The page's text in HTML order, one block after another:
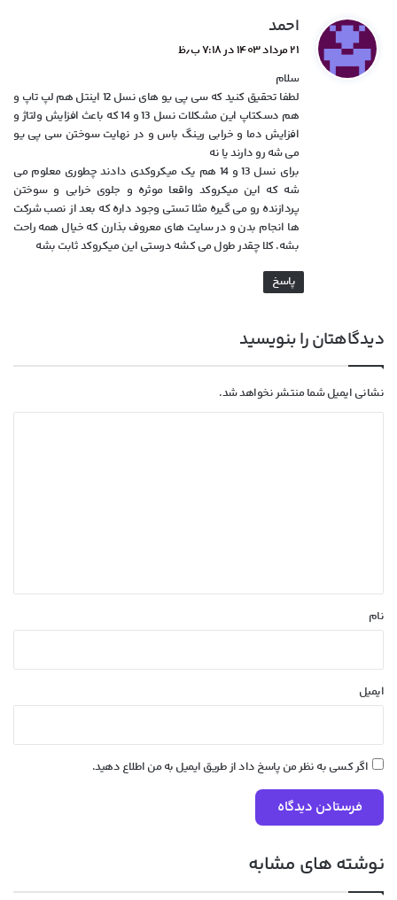
احمد
۲۱ مرداد ۱۴۰۳ در ۷:۱۸ ب٫ظ
سلام
لطفا تحقیق کنید که سی پی یو های نسل 12 اینتل هم لپ تاپ و
هم دسکتاپ این مشکلات نسل 13 و 14 که باعث افزایش ولتاژ و
افزایش دما و خرابی رینگ باس و در نهایت سوختن سی پی یو
می شه رو دارند یا نه
برای نسل 13 و 14 هم یک میکروکدی دادند چطوری معلوم می
شه که این میکروکد واقعا موثره و جلوی خرابی و سوختن
پردازنده رو می گیره مثلا تستی وجود داره که بعد از نصب شرکت
ها انجام بدن و در سایت های معروف بذارن که خیال همه راحت
بشه. کلا چقدر طول می کشه درستی این میکروکد ثابت بشه
پاسخ
دیدگاهتان را بنویسید
نشانی ایمیل شما منتشر نخواهد شد.
نام
ایمیل
اگر کسی به نظر من پاسخ داد از طریق ایمیل به من اطلاع دهید.
نوشته های مشابه